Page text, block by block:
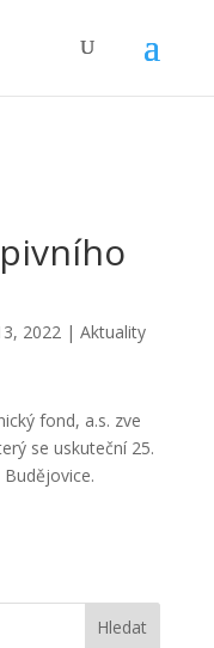
2022| Aktuality
fond, a.s. zve
se uskuteční 25.
Budějovice.